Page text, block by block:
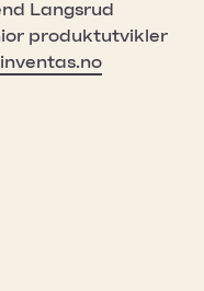
Langsrud
produktutvikler